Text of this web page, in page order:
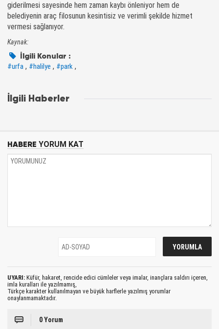
giderilmesi sayesinde hem zaman kaybı önleniyor hem de
belediyenin araç filosunun kesintisiz ve verimli şekilde hizmet
vermesi sağlanıyor.
Kaynak:
İlgili Konular :
#urfa , #halilye , #park ,
İlgili Haberler
HABERE YORUM KAT
UYARI: Küfür, hakaret, rencide edici cümleler veya imalar, inançlara saldırı içeren,
imla kuralları ile yazılmamış,
Türkçe karakter kullanılmayan ve büyük harflerle yazılmış yorumlar
onaylanmamaktadır.
0 Yorum